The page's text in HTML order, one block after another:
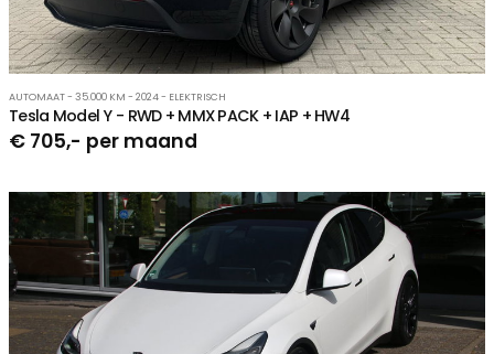
AUTOMAAT - 35.000 KM - 2024 - ELEKTRISCH
Tesla Model Y - RWD + MMX PACK + IAP + HW4
€ 705,- per maand